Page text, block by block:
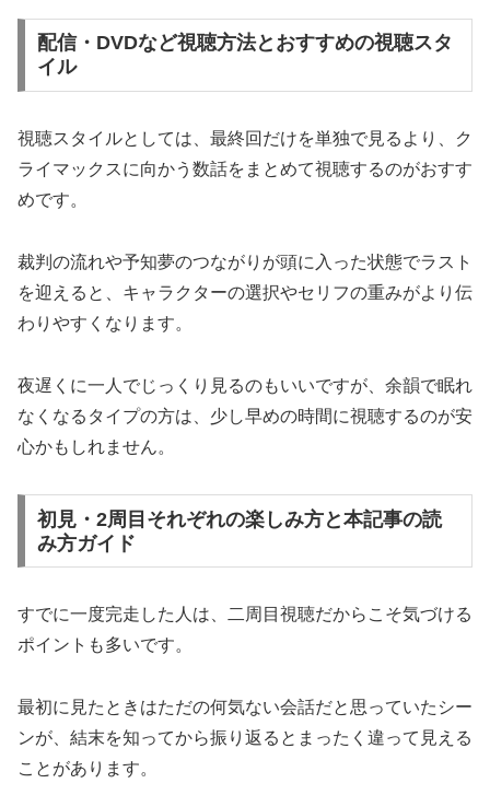
配信・DVDなど視聴方法とおすすめの視聴スタ
イル
視聴スタイルとしては、最終回だけを単独で見るより、ク
ライマックスに向かう数話をまとめて視聴するのがおすす
めです。
裁判の流れや予知夢のつながりが頭に入った状態でラスト
を迎えると、キャラクターの選択やセリフの重みがより伝
わりやすくなります。
夜遅くに一人でじっくり見るのもいいですが、余韻で眠れ
なくなるタイプの方は、少し早めの時間に視聴するのが安
心かもしれません。
初見・2周目それぞれの楽しみ方と本記事の読
み方ガイド
すでに一度完走した人は、二周目視聴だからこそ気づける
ポイントも多いです。
最初に見たときはただの何気ない会話だと思っていたシー
ンが、結末を知ってから振り返るとまったく違って見える
ことがあります。